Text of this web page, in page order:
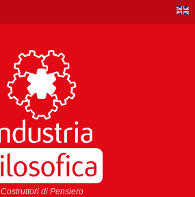
Costruttori di Pensiero